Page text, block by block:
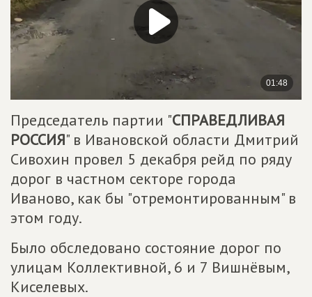
Председатель партии "СПРАВЕДЛИВАЯ
РОССИЯ" в Ивановской области Дмитрий
Сивохин провел 5 декабря рейд по ряду
дорог в частном секторе города
Иваново, как бы "отремонтированным" в
этом году.
Было обследовано состояние дорог по
улицам Коллективной, 6 и 7 Вишнёвым,
Киселевых.